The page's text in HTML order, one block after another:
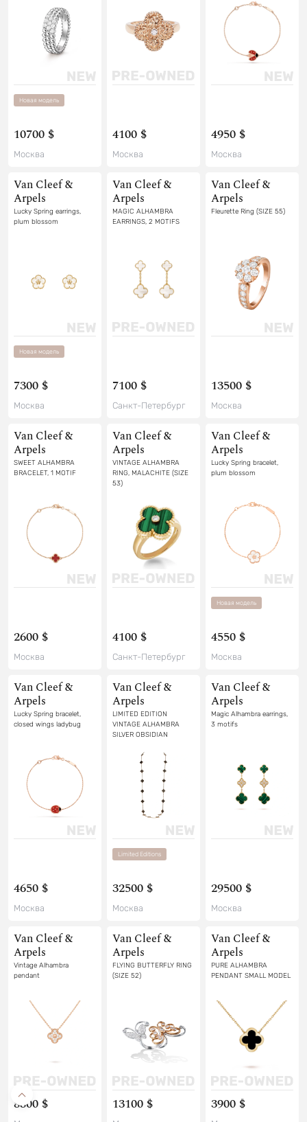
Новая модель
10700 $
Москва
4100 $
Москва
4950 $
Москва
Van Cleef &
Arpels
Lucky Spring earrings,
plum blossom
Новая модель
7300 $
Москва
Van Cleef &
Arpels
MAGIC ALHAMBRA
EARRINGS, 2 MOTIFS
7100 $
Санкт-Петербург
Van Cleef &
Arpels
Fleurette Ring (SIZE 55)
13500 $
Москва
Van Cleef &
Arpels
SWEET ALHAMBRA
BRACELET, 1 MOTIF
2600 $
Москва
Van Cleef &
Arpels
VINTAGE ALHAMBRA
RING, MALACHITE (SIZE
53)
4100 $
Санкт-Петербург
Van Cleef &
Arpels
Lucky Spring bracelet,
plum blossom
Новая модель
4550 $
Москва
Van Cleef &
Arpels
Lucky Spring bracelet,
closed wings ladybug
4650 $
Москва
Van Cleef &
Arpels
LIMITED EDITION
VINTAGE ALHAMBRA
SILVER OBSIDIAN
Limited Editions
32500 $
Москва
Van Cleef &
Arpels
Magic Alhambra earrings,
3 motifs
29500 $
Москва
Van Cleef &
Arpels
Vintage Alhambra
pendant
8800 $
Van Cleef &
Arpels
FLYING BUTTERFLY RING
(SIZE 52)
13100 $
Van Cleef &
Arpels
PURE ALHAMBRA
PENDANT SMALL MODEL
3900 $